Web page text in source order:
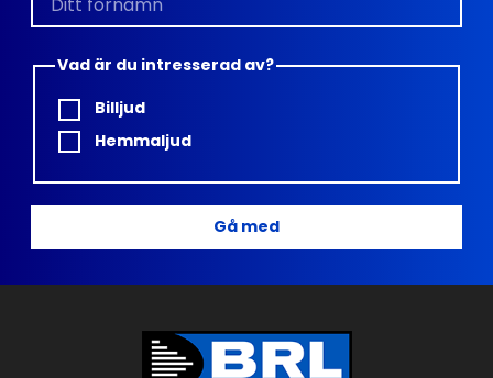
Vad är du intresserad av?
Billjud
Hemmaljud
Gå med